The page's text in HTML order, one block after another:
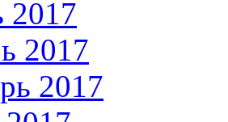
2017
2017
2017